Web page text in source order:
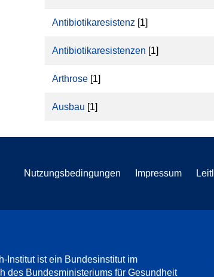
Antibiotikaresistenz [1]
Antibiotikaresistenzen [1]
Arthrose [1]
Ausbau [1]
Nutzungsbedingungen Impressum
Institut ist ein Bundesinstitut im
des Bundesministeriums für Gesundheit